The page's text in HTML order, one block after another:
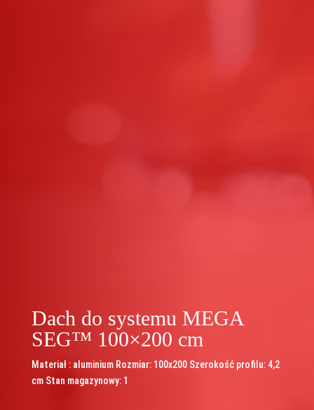
Dach do systemu MEGA
SEG™ 100×200 cm
Materiał : aluminium Rozmiar: 100x200 Szerokość profilu: 4,2
cm Stan magazynowy: 1